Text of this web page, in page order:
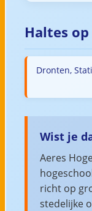
Haltes
Dronten,
Wist je
Aeres
richt op
stedelijke